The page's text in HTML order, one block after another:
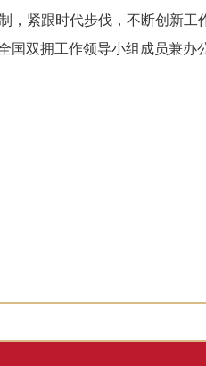
，紧跟时代步伐，不断创新
国双拥工作领导小组成员兼办